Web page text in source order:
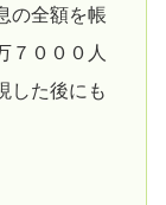
の全額を帳
７０００人
した後にも